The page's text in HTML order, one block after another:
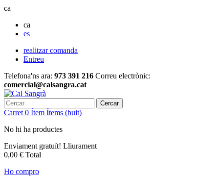
ca
ca
es
realitzar comanda
Entreu
Telefona'ns ara: 973 391 216 Correu electrònic:
comercial@calsangra.cat
Cercar
Carret 0 Ítem Ítems (buit)
No hi ha productes
Enviament gratuït! Lliurament
0,00 € Total
Ho compro